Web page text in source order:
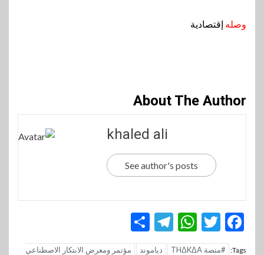
وصله إقتصادية
About The Author
khaled ali
See author's posts
Facebook
Twitter
WhatsApp
Telegram
Tags: #منصة THΔKΔA دياموند مؤتمر ومعرض الابتكار الاصطناعي